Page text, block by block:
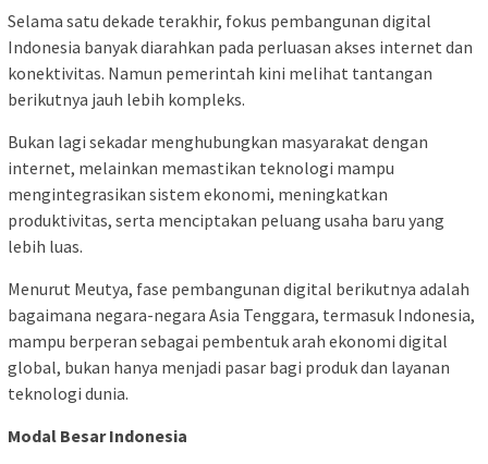
Selama satu dekade terakhir, fokus pembangunan digital
Indonesia banyak diarahkan pada perluasan akses internet dan
konektivitas. Namun pemerintah kini melihat tantangan
berikutnya jauh lebih kompleks.
Bukan lagi sekadar menghubungkan masyarakat dengan
internet, melainkan memastikan teknologi mampu
mengintegrasikan sistem ekonomi, meningkatkan
produktivitas, serta menciptakan peluang usaha baru yang
lebih luas.
Menurut Meutya, fase pembangunan digital berikutnya adalah
bagaimana negara-negara Asia Tenggara, termasuk Indonesia,
mampu berperan sebagai pembentuk arah ekonomi digital
global, bukan hanya menjadi pasar bagi produk dan layanan
teknologi dunia.
Modal Besar Indonesia